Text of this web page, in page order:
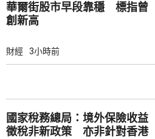
華爾街股市早段靠穩 標指曾
創新高
財經 3小時前
國家稅務總局：境外保險收益
徵稅非新政策 亦非針對香港